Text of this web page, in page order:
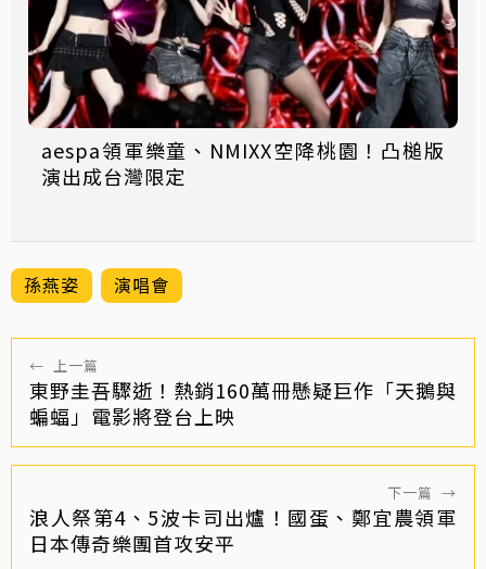
aespa領軍樂童、NMIXX空降桃園！凸槌版
演出成台灣限定
孫燕姿 演唱會
← 上一篇
東野圭吾驟逝！熱銷160萬冊懸疑巨作「天鵝與
蝙蝠」電影將登台上映
下一篇 →
浪人祭第4、5波卡司出爐！國蛋、鄭宜農領軍
日本傳奇樂團首攻安平